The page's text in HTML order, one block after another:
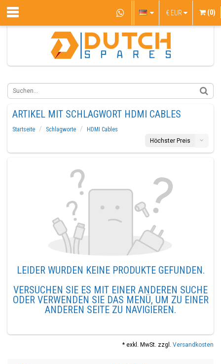
€ EUR (0)
ARTIKEL MIT SCHLAGWORT HDMI CABLES
Startseite Schlagworte
HDMI Cables
Höchster Preis
LEIDER WURDEN KEINE PRODUKTE GEFUNDEN.
VERSUCHEN SIE ES MIT EINER ANDEREN SUCHE
ODER VERWENDEN SIE DAS MENÜ, UM ZU EINER
ANDEREN SEITE ZU NAVIGIEREN.
* exkl. MwSt. zzgl. Versandkosten